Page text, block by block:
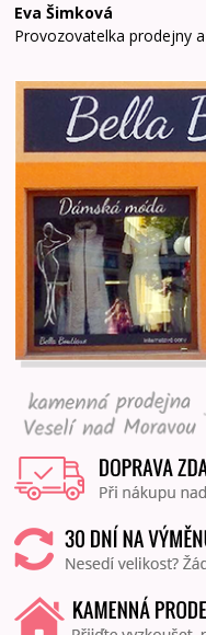
Eva Šimková
Provozovatelka prodejny